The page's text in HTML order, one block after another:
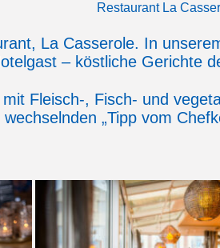
Restaurant La
La Casserole. In
– köstliche Gerichte
Fleisch-, Fisch- und
„Tipp vom